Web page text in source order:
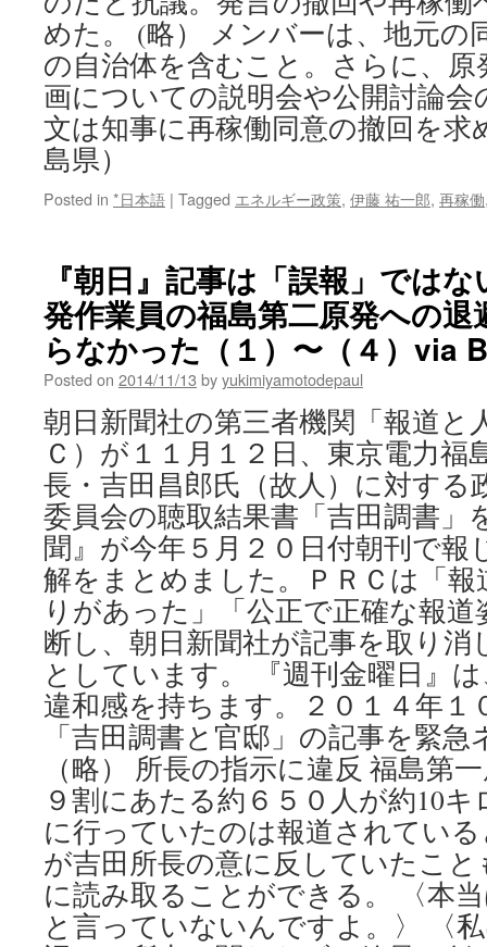
めた。 (略） メンバーは、地元の
の自治体を含むこと。さらに、
画についての説明会や公開討論会
文は知事に再稼働同意の撤回を求
島県）
Posted in *日本語 | Tagged エネルギー政策, 伊藤 祐一郎, 再稼働
『朝日』記事は「誤報」では
発作業員の福島第二原発への
らなかった（１）〜（４）via
Posted on 2014/11/13 byyukimiyamotodepaul
朝日新聞社の第三者機関「報道と
Ｃ）が１１月１２日、東京電力福
長・吉田昌郎氏（故人）に対する
委員会の聴取結果書「吉田調書」
聞』が今年５月２０日付朝刊で報
解をまとめました。ＰＲＣは「報
りがあった」「公正で正確な報
断し、朝日新聞社が記事を取り消
としています。 『週刊金曜日』
違和感を持ちます。２０１４年１
「吉田調書と官邸」の記事を緊
（略） 所長の指示に違反 福島第
９割にあたる約６５０人が約10
に行っていたのは報道されてい
が吉田所長の意に反していたこ
に読み取ることができる。 〈本
と言っていないんですよ。〉 〈